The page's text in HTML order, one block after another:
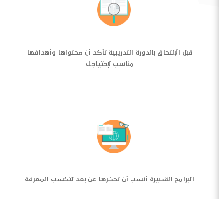
قبل الإلتحاق بالدورة التدريبية تأكد أن محتواها وأهدافها
مناسب لإحتياجك
البرامج القصيرة أنسب أن تحضرها عن بعد لتكسب المعرفة